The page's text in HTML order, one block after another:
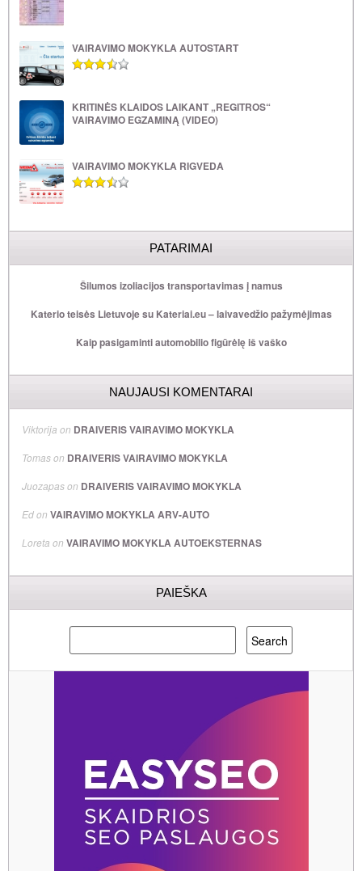
VAIRAVIMO MOKYKLA AUTOSTART
KRITINĖS KLAIDOS LAIKANT „REGITROS“
VAIRAVIMO EGZAMINĄ (VIDEO)
VAIRAVIMO MOKYKLA RIGVEDA
PATARIMAI
Šilumos izoliacijos transportavimas į namus
Katerio teisės Lietuvoje su Kateriai.eu – laivavedžio pažymėjimas
Kaip pasigaminti automobilio figūrėlę iš vaško
NAUJAUSI KOMENTARAI
Viktorija on DRAIVERIS VAIRAVIMO MOKYKLA
Tomason DRAIVERIS VAIRAVIMO MOKYKLA
Juozapason DRAIVERIS VAIRAVIMO MOKYKLA
Edon VAIRAVIMO MOKYKLA ARV-AUTO
Loreta on VAIRAVIMO MOKYKLA AUTOEKSTERNAS
PAIEŠKA